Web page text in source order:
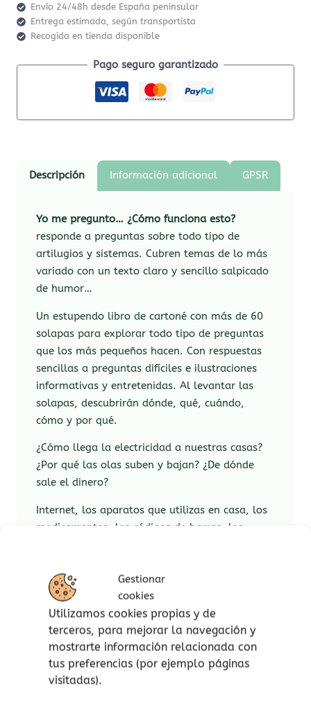
Gestionar
cookies
Utilizamos cookies propias y de
terceros, para mejorar la navegación y
mostrarte información relacionada con
tus preferencias (por ejemplo páginas
visitadas).
Envío 24/48h desde España peninsular
Entrega estimada, según transportista
Recogida en tienda disponible
Pago seguro garantizado
Descripción Información adicional GPSR
Yo me pregunto… ¿Cómo funciona esto?
responde a preguntas sobre todo tipo de
artilugios y sistemas. Cubren temas de lo más
variado con un texto claro y sencillo salpicado
de humor…
Un estupendo libro de cartoné con más de 60
solapas para explorar todo tipo de preguntas
que los más pequeños hacen. Con respuestas
sencillas a preguntas difíciles e ilustraciones
informativas y entretenidas. Al levantar las
solapas, descubrirán dónde, qué, cuándo,
cómo y por qué.
¿Cómo llega la electricidad a nuestras casas?
¿Por qué las olas suben y bajan? ¿De dónde
sale el dinero?
Internet, los aparatos que utilizas en casa, los
medicamentos, los códigos de barras, los
cosas.
¿Cómo funciona un escáner? ¿De dónde sale la
electricidad? ¿Qué pasa al tirar de la cadena?
¿Por qué calienta tanto el sol? ¿Cómo
funcionan los frenos?
Yo me pregunto… ¿Cómo funciona esto?